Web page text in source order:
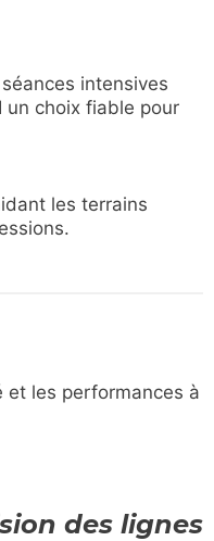
intensives
un choix fiable pour
les terrains
et les performances à
des lignes